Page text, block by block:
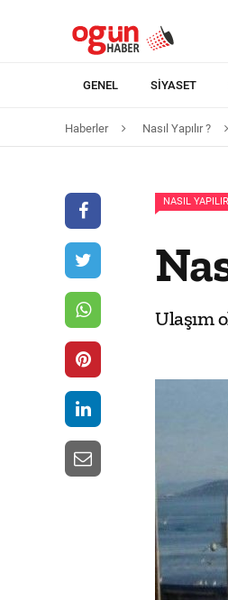
GENEL SIYASET
Haberler Nasıl Yapılır ?
NASIL
Ulaşım